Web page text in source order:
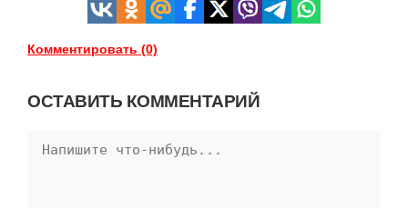
Комментировать (0)
ОСТАВИТЬ КОММЕНТАРИЙ